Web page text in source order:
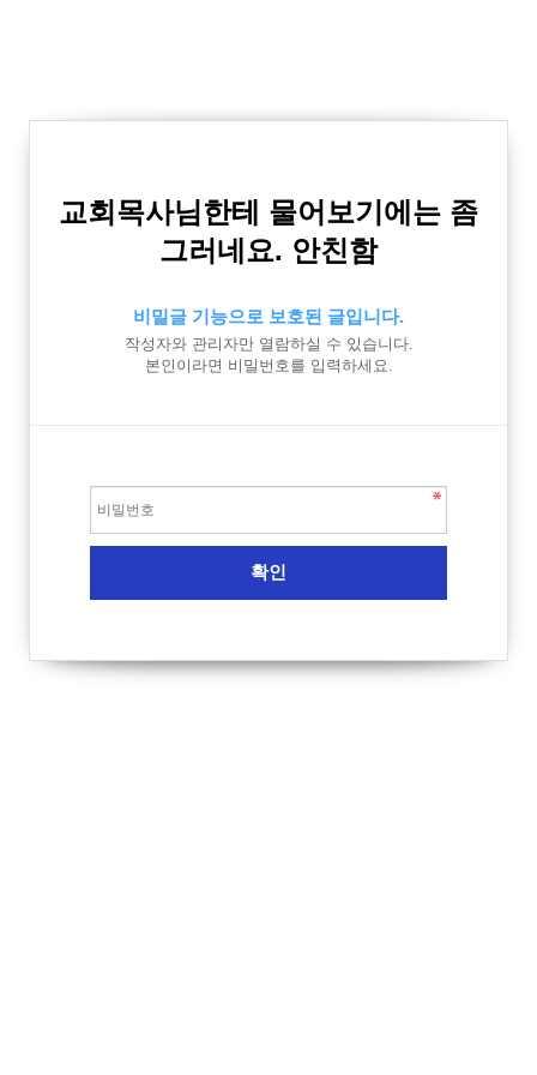
교회목사님한테 물어보기에는 좀
그러네요. 안친함
비밀글 기능으로 보호된 글입니다.
작성자와 관리자만 열람하실 수 있습니다.
본인이라면 비밀번호를 입력하세요.